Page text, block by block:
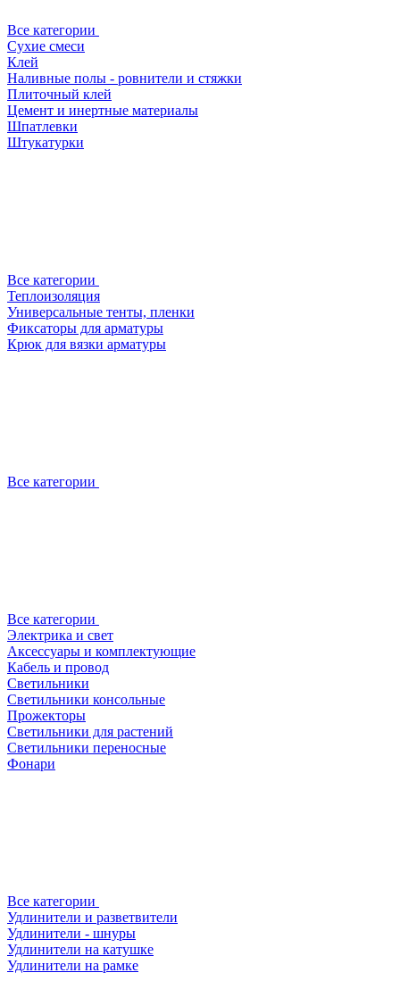
Все категории
Сухие смеси
Клей
Наливные полы - ровнители и стяжки
Плиточный клей
Цемент и инертные материалы
Шпатлевки
Штукатурки
Все категории
Теплоизоляция
Универсальные тенты, пленки
Фиксаторы для арматуры
Крюк для вязки арматуры
Все категории
Все категории
Электрика и свет
Аксессуары и комплектующие
Кабель и провод
Светильники
Светильники консольные
Прожекторы
Светильники для растений
Светильники переносные
Фонари
Все категории
Удлинители и разветвители
Удлинители - шнуры
Удлинители на катушке
Удлинители на рамке